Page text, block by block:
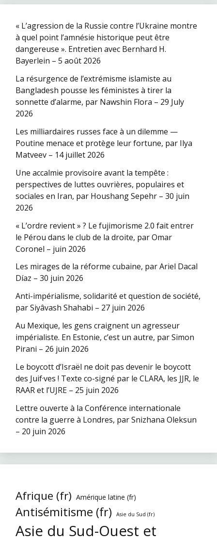
« L’agression de la Russie contre l’Ukraine montre
à quel point l’amnésie historique peut être
dangereuse ». Entretien avec Bernhard H.
Bayerlein – 5 août 2026
La résurgence de l’extrémisme islamiste au
Bangladesh pousse les féministes à tirer la
sonnette d’alarme, par Nawshin Flora – 29 July
2026
Les milliardaires russes face à un dilemme —
Poutine menace et protège leur fortune, par Ilya
Matveev – 14 juillet 2026
Une accalmie provisoire avant la tempête :
perspectives de luttes ouvrières, populaires et
sociales en Iran, par Houshang Sepehr – 30 juin
2026
« L’ordre revient » ? Le fujimorisme 2.0 fait entrer
le Pérou dans le club de la droite, par Omar
Coronel – juin 2026
Les mirages de la réforme cubaine, par Ariel Dacal
Díaz – 30 juin 2026
Anti-impérialisme, solidarité et question de société,
par Siyâvash Shahabi – 27 juin 2026
Au Mexique, les gens craignent un agresseur
impérialiste. En Estonie, c’est un autre, par Simon
Pirani – 26 juin 2026
Le boycott d’Israël ne doit pas devenir le boycott
des Juif·ves ! Texte co-signé par le CLARA, les JJR, le
RAAR et l’UJRE – 25 juin 2026
Lettre ouverte à la Conférence internationale
contre la guerre à Londres, par Snizhana Oleksun
– 20 juin 2026
Afrique (fr) Amérique latine (fr)
Antisémitisme (fr) Asie du Sud (fr)
Asie du Sud-Ouest et